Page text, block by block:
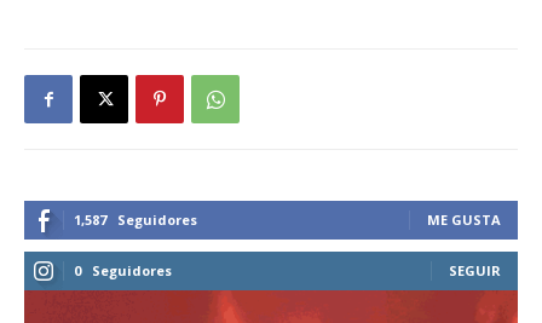
1,587 Seguidores ME GUSTA
0 Seguidores SEGUIR